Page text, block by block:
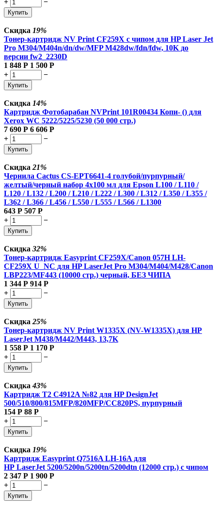
Купить
Скидка 19%
Тонер-картридж NV Print CF259X с чипом для HP Laser Jet
Pro M304/M404n/dn/dw/MFP M428dw/fdn/fdw, 10K до
версии fw2_2230D
1 848 Р 1 500 Р
+
−
Купить
Скидка 14%
Картридж Фотобарабан NVPrint 101R00434 Копи- () для
Xerox WC 5222/5225/5230 (50 000 стр.)
7 690 Р 6 606 Р
+
−
Купить
Скидка 21%
Чернила Cactus CS-EPT6641-4 голубой/пурпурный/
желтый/черный набор 4x100 мл для Epson L100 / L110 /
L120 / L132 / L200 / L210 / L222 / L300 / L312 / L350 / L355 /
L362 / L366 / L456 / L550 / L555 / L566 / L1300
643 Р 507 Р
+
−
Купить
Скидка 32%
Тонер-картридж Easyprint CF259X/Canon 057H LH-
CF259X U_NC для HP LaserJet Pro M304/M404/M428/Canon
LBP223/MF443 (10000 стр.) черный, БЕЗ ЧИПА
1 344 Р 914 Р
+
−
Купить
Скидка 25%
Тонер-картридж NV Print W1335X (NV-W1335X) для HP
LaserJet M438/M442/M443, 13,7K
1 558 Р 1 170 Р
+
−
Купить
Скидка43%
Картридж T2 C4912A №82 для HP DesignJet
500/510/800/815MFP/820MFP/CC820PS, пурпурный
154 Р 88 Р
+
−
Купить
Скидка 19%
Картридж Easyprint Q7516A LH-16A для
HP LaserJet 5200/5200n/5200tn/5200dtn (12000 стр.) с чипом
2 347 Р 1 900 Р
+
−
Купить